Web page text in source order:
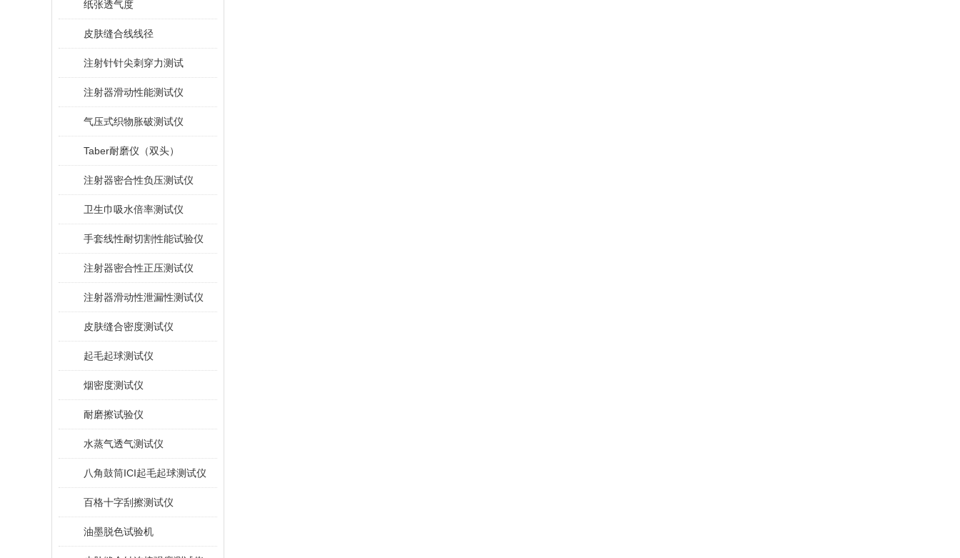
纸张透气度
皮肤缝合线线径
注射针针尖刺穿力测试
注射器滑动性能测试仪
气压式织物胀破测试仪
Taber耐磨仪（双头）
注射器密合性负压测试仪
卫生巾吸水倍率测试仪
手套线性耐切割性能试验仪
注射器密合性正压测试仪
注射器滑动性泄漏性测试仪
皮肤缝合密度测试仪
起毛起球测试仪
烟密度测试仪
耐磨擦试验仪
水蒸气透气测试仪
八角鼓筒ICI起毛起球测试仪
百格十字刮擦测试仪
油墨脱色试验机